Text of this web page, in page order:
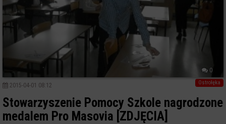
0
Ostrołęka
2015-04-01 08:12
Stowarzyszenie Pomocy Szkole nagrodzone
medalem Pro Masovia [ZDJĘCIA]